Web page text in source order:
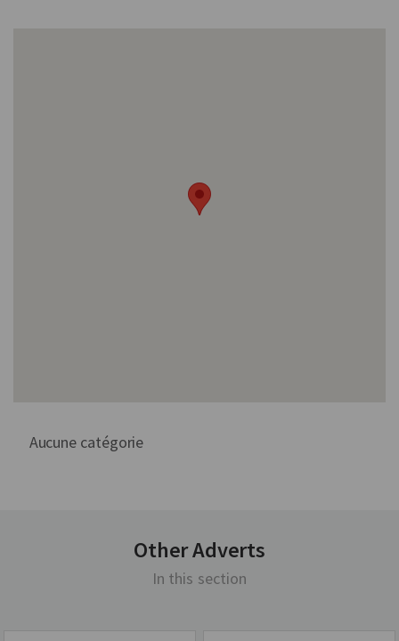
Aucune catégorie
Other Adverts
In this section